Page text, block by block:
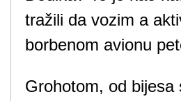
tražili da vozim a
borbenom avionu
Grohotom, od bijesa